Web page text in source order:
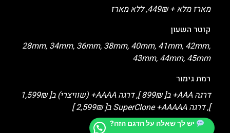
מארז מלא + 449₪, ללא מארז
קוטר השעון
28mm, 34mm, 36mm, 38mm, 40mm, 41mm, 42mm,
43mm, 44mm, 45mm
רמת גימור
דרגה AAA+ ב[ 899₪ ], דרגה AAAA+ (שוויצרי) ב[ 1,599₪
], דרגה SuperClone +AAAAA ב[ 2,599₪ ]
יש לך שאלה על הדגם הזה?